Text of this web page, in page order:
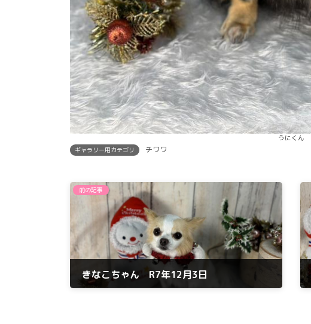
うにくん
ギャラリー用カテゴリ
チワワ
前の記事
きなこちゃん R7年12月3日